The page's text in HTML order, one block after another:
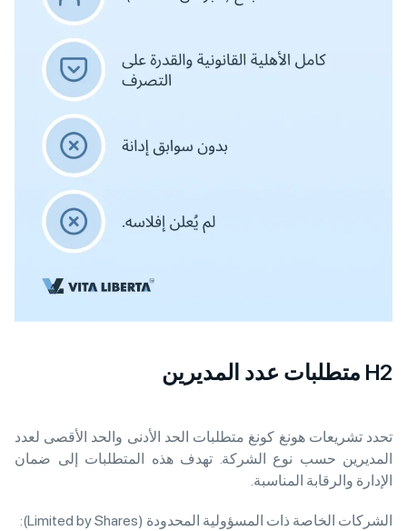
H2 متطلبات عدد المديرين
تحدد تشريعات هونغ كونغ متطلبات الحد الأدنى والحد الأقصى لعدد
المديرين حسب نوع الشركة. تهدف هذه المتطلبات إلى ضمان
الإدارة والرقابة المناسبة.
الشركات الخاصة ذات المسؤولية المحدودة (Limited by Shares):